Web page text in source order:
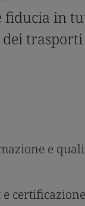
fiducia in
dei trasporti
e
e